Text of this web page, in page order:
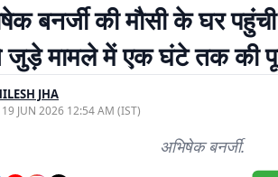
बनर्जी की मौसी के घर
जुड़े मामले में एक घंटे तक की
JHA
19 JUN 2026 12:54 AM (IST)
अभिषेक बनर्जी.